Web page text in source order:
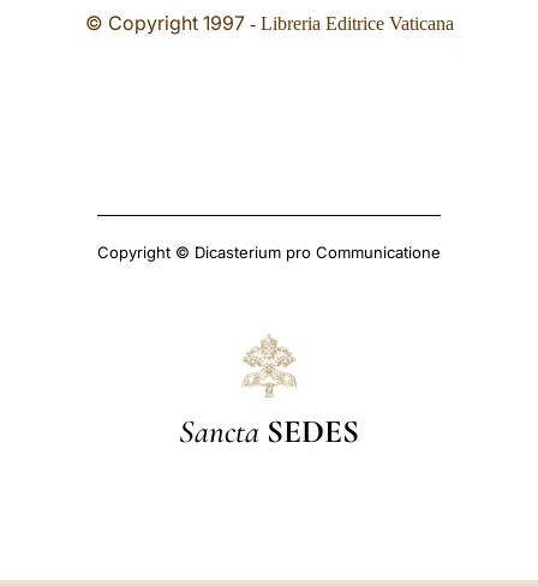
© Copyright 1997- Libreria Editrice Vaticana
Copyright © Dicasterium pro Communicatione
Sancta SEDES